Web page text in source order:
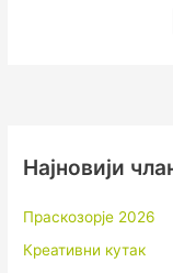
Најновији
Праскозорје 2026
Креативни кутак